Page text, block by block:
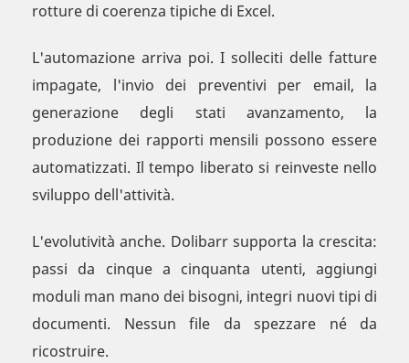
rotture di coerenza tipiche di Excel.
L'automazione arriva poi. I solleciti delle fatture
impagate, l'invio dei preventivi per email, la
generazione degli stati avanzamento, la
produzione dei rapporti mensili possono essere
automatizzati. Il tempo liberato si reinveste nello
sviluppo dell'attività.
L'evolutività anche. Dolibarr supporta la crescita:
passi da cinque a cinquanta utenti, aggiungi
moduli man mano dei bisogni, integri nuovi tipi di
documenti. Nessun file da spezzare né da
ricostruire.